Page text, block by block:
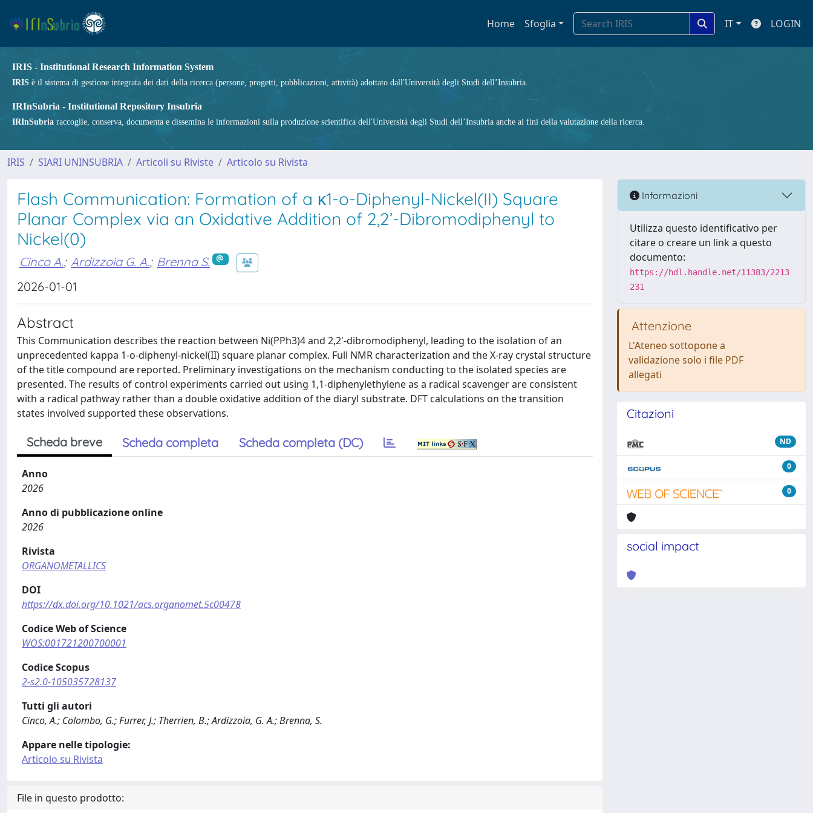
Home Sfoglia IT LOGIN
IRIS - Institutional Research Information System
IRIS è il sistema di gestione integrata dei dati della ricerca (persone, progetti, pubblicazioni, attività) adottato dall'Università degli Studi dell’Insubria.
IRInSubria - Institutional Repository Insubria
IRInSubria raccoglie, conserva, documenta e dissemina le informazioni sulla produzione scientifica dell'Università degli Studi dell’Insubria anche ai fini della valutazione della ricerca.
IRIS SIARI UNINSUBRIA Articoli su Riviste Articolo su Rivista
Flash Communication: Formation of a κ1-o-Diphenyl-Nickel(II) Square
Planar Complex via an Oxidative Addition of 2,2’-Dibromodiphenyl to
Nickel(0)
Cinco A.; Ardizzoia G. A.; Brenna S.
2026-01-01
Abstract
This Communication describes the reaction between Ni(PPh3)4 and 2,2'-dibromodiphenyl, leading to the isolation of an
unprecedented kappa 1-o-diphenyl-nickel(II) square planar complex. Full NMR characterization and the X-ray crystal structure
of the title compound are reported. Preliminary investigations on the mechanism conducting to the isolated species are
presented. The results of control experiments carried out using 1,1-diphenylethylene as a radical scavenger are consistent
with a radical pathway rather than a double oxidative addition of the diaryl substrate. DFT calculations on the transition
states involved supported these observations.
Scheda breve Scheda completa Scheda completa (DC)
Anno
2026
Anno di pubblicazione online
2026
Rivista
ORGANOMETALLICS
DOI
https://dx.doi.org/10.1021/acs.organomet.5c00478
Codice Web of Science
WOS:001721200700001
Codice Scopus
2-s2.0-105035728137
Tutti gli autori
Cinco, A.; Colombo, G.; Furrer, J.; Therrien, B.; Ardizzoia, G. A.; Brenna, S.
Appare nelle tipologie:
Articolo su Rivista
File in questo prodotto:
Informazioni
Utilizza questo identificativo per
citare o creare un link a questo
documento:
https://hdl.handle.net/11383/2213
231
Attenzione
L'Ateneo sottopone a
validazione solo i file PDF
allegati
Citazioni
ND
0
0
social impact